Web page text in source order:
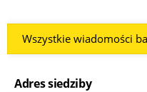
Wszystkie wiadomości
Adres siedziby